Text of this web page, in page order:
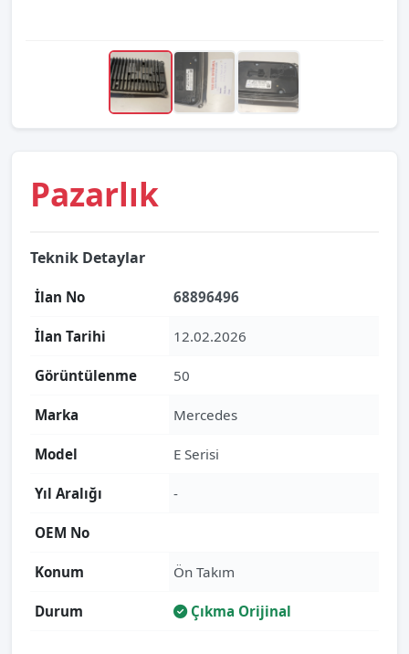
Pazarlık
Teknik Detaylar
İlan No 68896496
İlan Tarihi 12.02.2026
Görüntülenme 50
Marka Mercedes
Model E Serisi
Yıl Aralığı -
OEM No
Konum Ön Takım
Durum Çıkma Orijinal